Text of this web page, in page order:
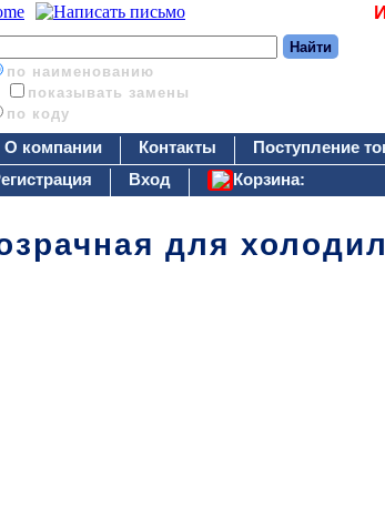
по наименованию
показывать замены
по коду
О компании Контакты Поступление
Вход
Корзина:
для